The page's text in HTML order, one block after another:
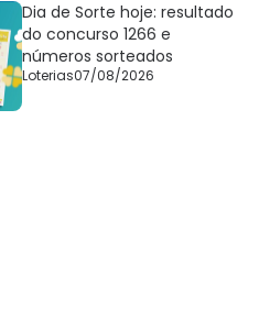
Dia de Sorte hoje: resultado
do concurso 1266 e
números sorteados
Loterias07/08/2026